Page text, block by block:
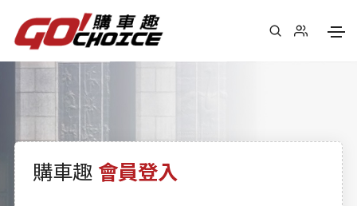
購車趣 會員登入